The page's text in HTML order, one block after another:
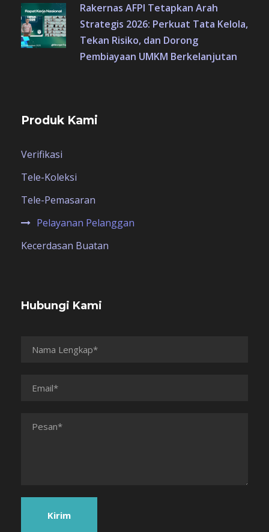
Rakernas AFPI Tetapkan Arah
Strategis 2026: Perkuat Tata Kelola,
Tekan Risiko, dan Dorong
Pembiayaan UMKM Berkelanjutan
Produk Kami
Verifikasi
Tele-Koleksi
Tele-Pemasaran
Pelayanan Pelanggan
Kecerdasan Buatan
Hubungi Kami